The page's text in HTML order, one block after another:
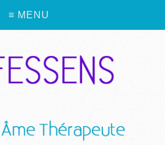
≡ MENU